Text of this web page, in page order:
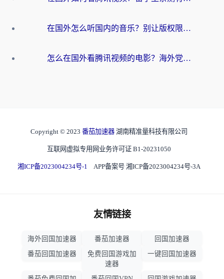
在国外怎么听国内的音乐？别让版权限制断了你的华语歌单
怎么在国外看腾讯视频的电影？海外党亲测有效的回国加速指南
Copyright © 2023 番茄加速器 湖南精准量科技有限公司
互联网虚拟专用网业务许可证 B1-20231050
湘ICP备2023004234号-1 APP备案号 湘ICP备2023004234号-3A
友情链接
海外回国加速器 番茄加速器
回国加速器
番茄回国加速器
免费回国游戏加
速器
一键回国加速器